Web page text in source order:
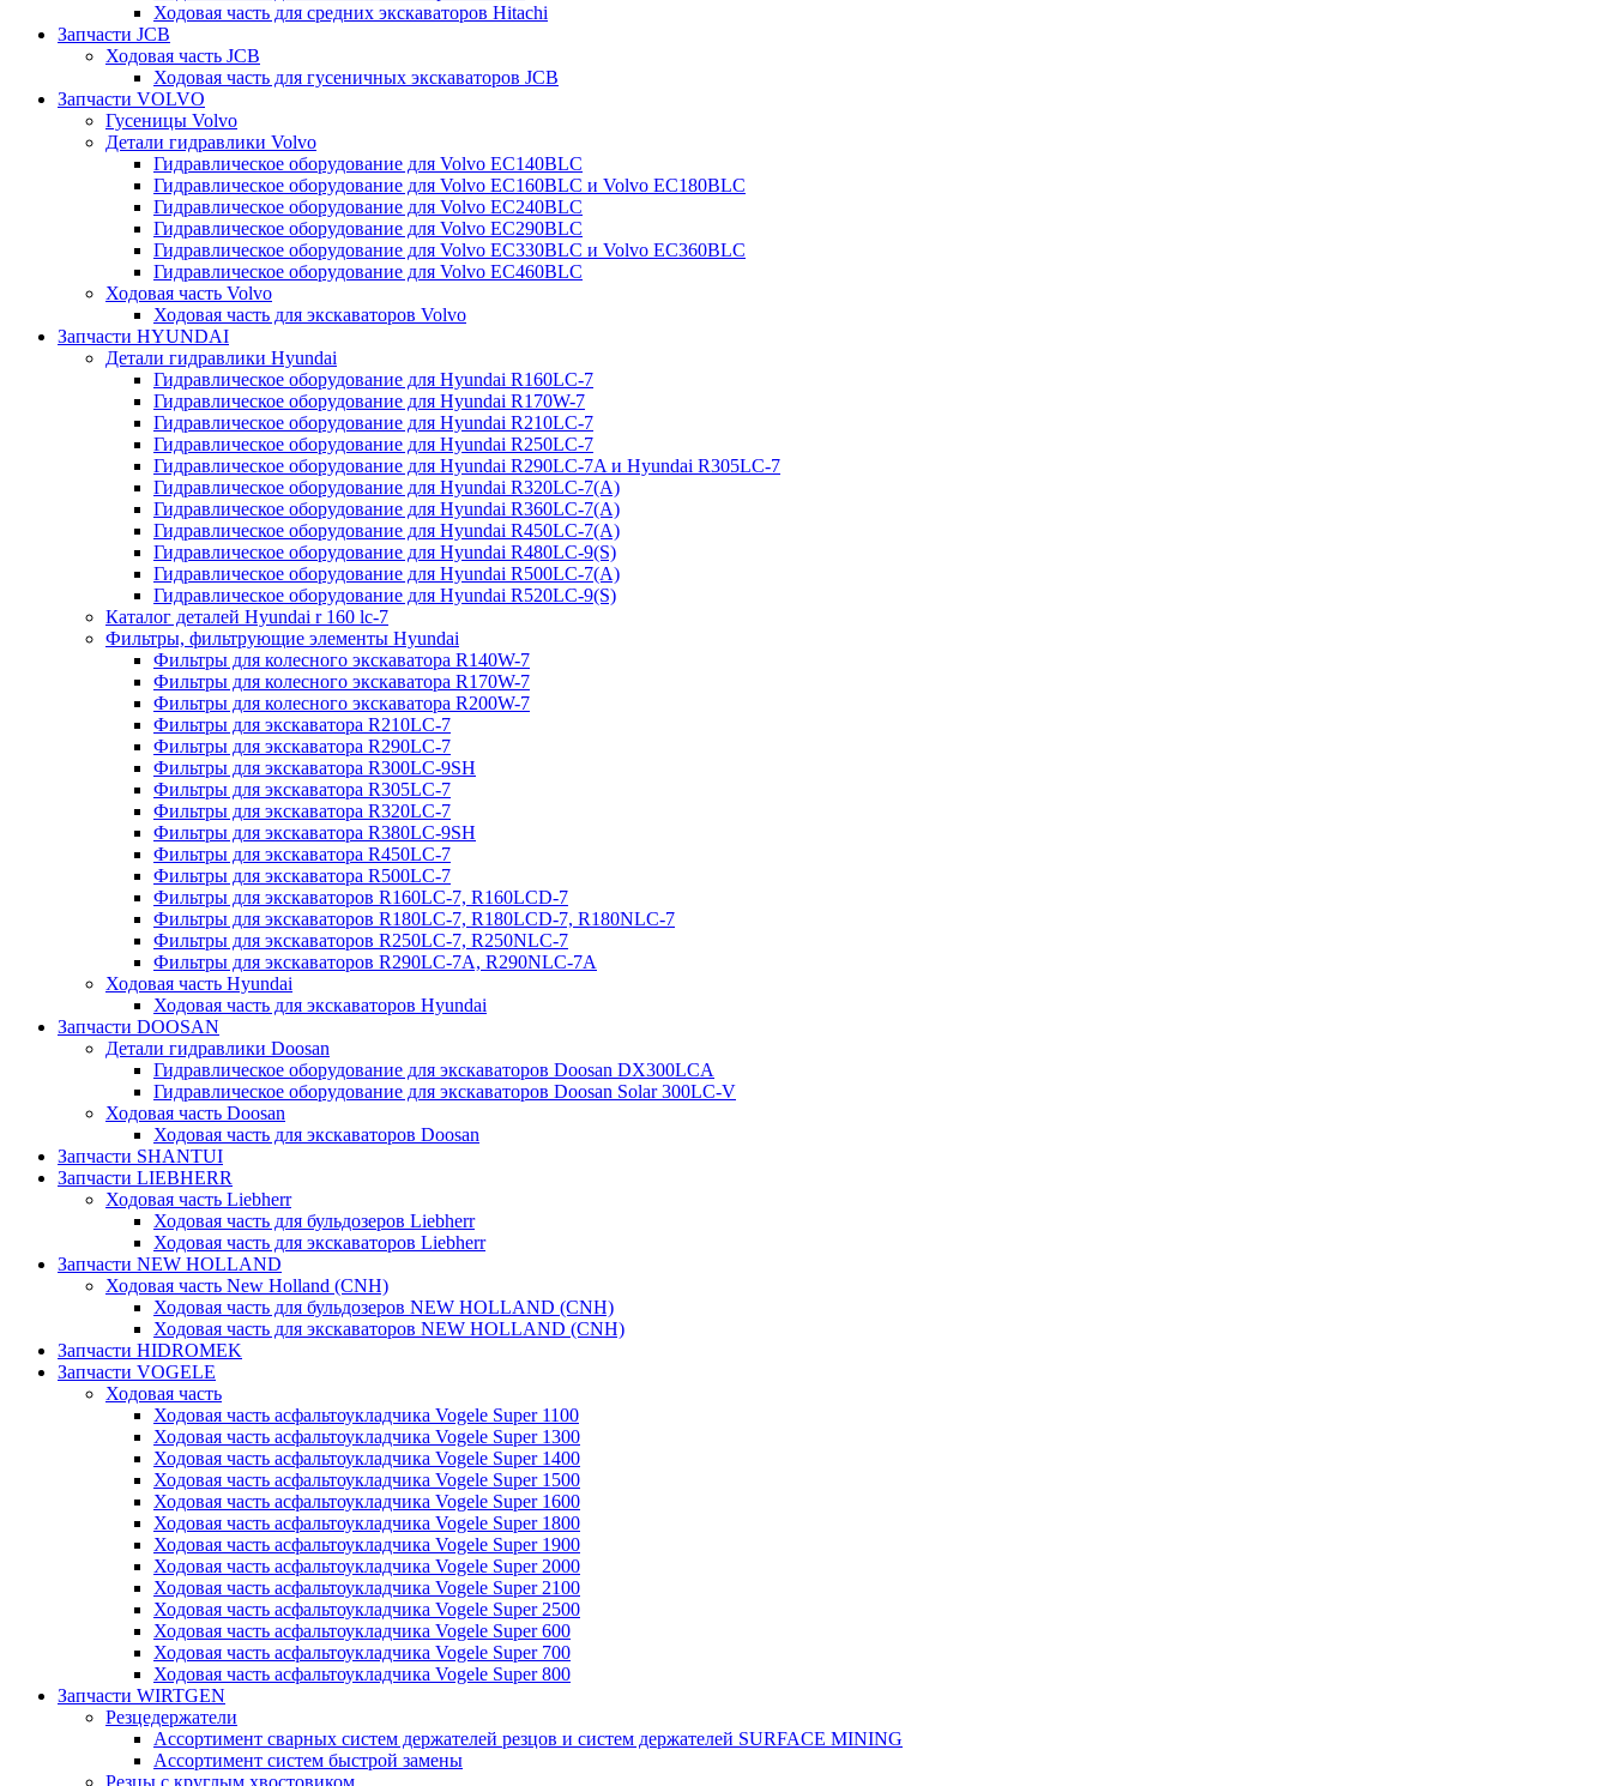
Ходовая часть для средних экскаваторов Hitachi
Запчасти JCB
Ходовая часть JCB
Ходовая часть для гусеничных экскаваторов JCB
Запчасти VOLVO
Гусеницы Volvo
Детали гидравлики Volvo
Гидравлическое оборудование для Volvo EC140BLC
Гидравлическое оборудование для Volvo EC160BLC и Volvo EC180BLC
Гидравлическое оборудование для Volvo EC240BLC
Гидравлическое оборудование для Volvo EC290BLC
Гидравлическое оборудование для Volvo EC330BLC и Volvo EC360BLC
Гидравлическое оборудование для Volvo EC460BLC
Ходовая часть Volvo
Ходовая часть для экскаваторов Volvo
Запчасти HYUNDAI
Детали гидравлики Hyundai
Гидравлическое оборудование для Hyundai R160LC-7
Гидравлическое оборудование для Hyundai R170W-7
Гидравлическое оборудование для Hyundai R210LC-7
Гидравлическое оборудование для Hyundai R250LC-7
Гидравлическое оборудование для Hyundai R290LC-7A и Hyundai R305LC-7
Гидравлическое оборудование для Hyundai R320LC-7(A)
Гидравлическое оборудование для Hyundai R360LC-7(A)
Гидравлическое оборудование для Hyundai R450LC-7(A)
Гидравлическое оборудование для Hyundai R480LC-9(S)
Гидравлическое оборудование для Hyundai R500LC-7(A)
Гидравлическое оборудование для Hyundai R520LC-9(S)
Каталог деталей Hyundai r 160 lc-7
Фильтры, фильтрующие элементы Hyundai
Фильтры для колесного экскаватора R140W-7
Фильтры для колесного экскаватора R170W-7
Фильтры для колесного экскаватора R200W-7
Фильтры для экскаватора R210LC-7
Фильтры для экскаватора R290LC-7
Фильтры для экскаватора R300LC-9SH
Фильтры для экскаватора R305LC-7
Фильтры для экскаватора R320LC-7
Фильтры для экскаватора R380LC-9SH
Фильтры для экскаватора R450LC-7
Фильтры для экскаватора R500LC-7
Фильтры для экскаваторов R160LC-7, R160LCD-7
Фильтры для экскаваторов R180LC-7, R180LCD-7, R180NLC-7
Фильтры для экскаваторов R250LC-7, R250NLC-7
Фильтры для экскаваторов R290LC-7A, R290NLC-7A
Ходовая часть Hyundai
Ходовая часть для экскаваторов Hyundai
Запчасти DOOSAN
Детали гидравлики Doosan
Гидравлическое оборудование для экскаваторов Doosan DX300LCA
Гидравлическое оборудование для экскаваторов Doosan Solar 300LC-V
Ходовая часть Doosan
Ходовая часть для экскаваторов Doosan
Запчасти SHANTUI
Запчасти LIEBHERR
Ходовая часть Liebherr
Ходовая часть для бульдозеров Liebherr
Ходовая часть для экскаваторов Liebherr
Запчасти NEW HOLLAND
Ходовая часть New Holland (CNH)
Ходовая часть для бульдозеров NEW HOLLAND (CNH)
Ходовая часть для экскаваторов NEW HOLLAND (CNH)
Запчасти HIDROMEK
Запчасти VOGELE
Ходовая часть
Ходовая часть асфальтоукладчика Vogele Super 1100
Ходовая часть асфальтоукладчика Vogele Super 1300
Ходовая часть асфальтоукладчика Vogele Super 1400
Ходовая часть асфальтоукладчика Vogele Super 1500
Ходовая часть асфальтоукладчика Vogele Super 1600
Ходовая часть асфальтоукладчика Vogele Super 1800
Ходовая часть асфальтоукладчика Vogele Super 1900
Ходовая часть асфальтоукладчика Vogele Super 2000
Ходовая часть асфальтоукладчика Vogele Super 2100
Ходовая часть асфальтоукладчика Vogele Super 2500
Ходовая часть асфальтоукладчика Vogele Super 600
Ходовая часть асфальтоукладчика Vogele Super 700
Ходовая часть асфальтоукладчика Vogele Super 800
Запчасти WIRTGEN
Резцедержатели
Ассортимент сварных систем держателей резцов и систем держателей SURFACE MINING
Ассортимент систем быстрой замены
Резцы с круглым хвостовиком